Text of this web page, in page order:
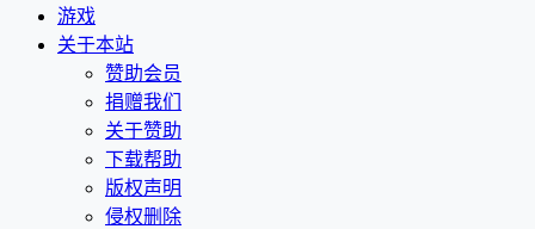
游戏
关于本站
赞助会员
捐赠我们
关于赞助
下载帮助
版权声明
侵权删除